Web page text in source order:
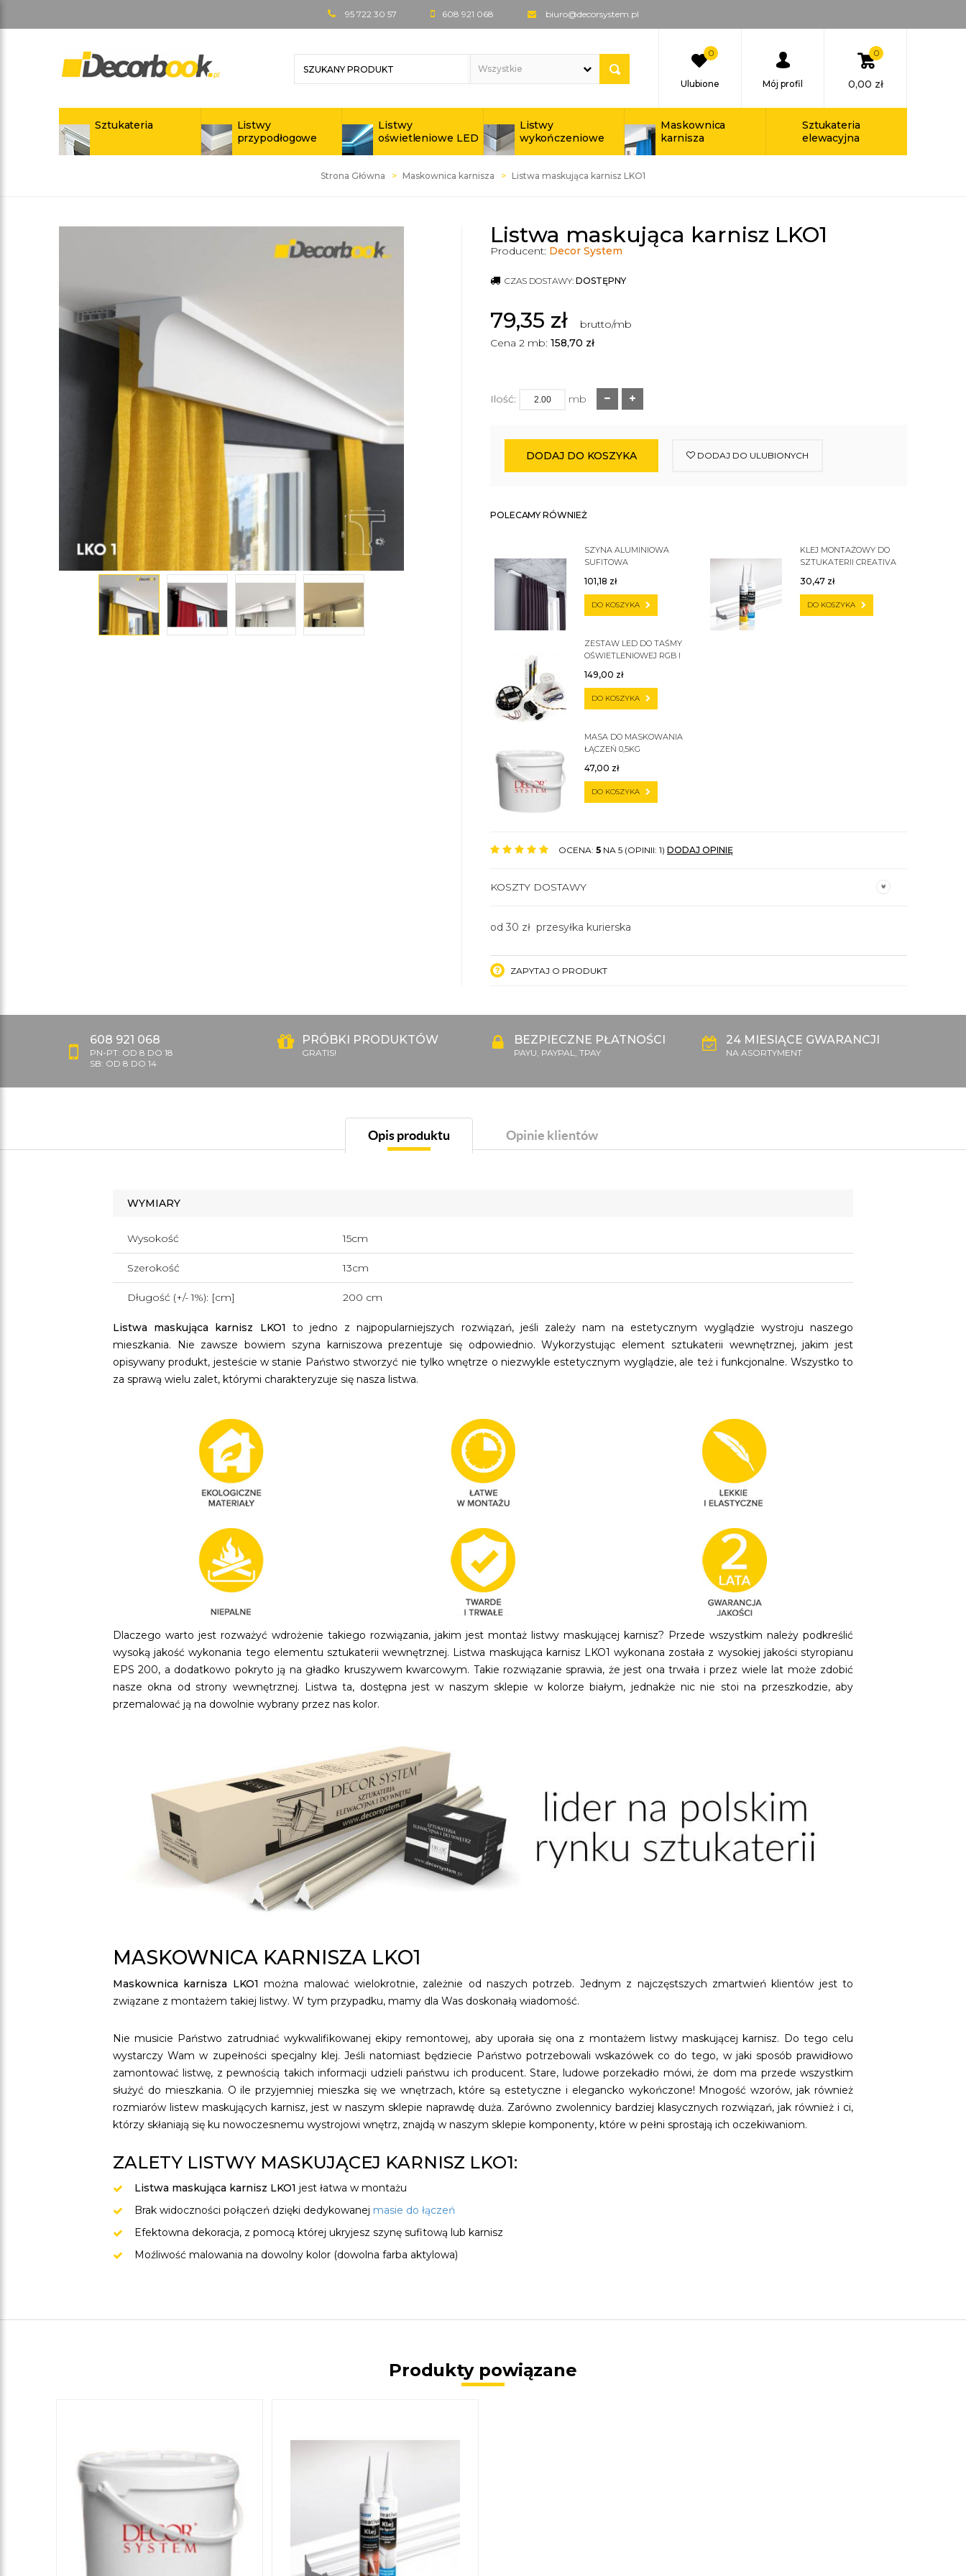
95 722 30 57 608 921 068 biuro@decorsystem.pl
0
Ulubione Mój profil
0
0,00 zł
Sztukateria
Listwy
przypodłogowe
Listwy
oświetleniowe LED
Listwy
wykończeniowe
Maskownica
karnisza
Sztukateria
elewacyjna
Strona Główna Maskownica karnisza Listwa maskująca karnisz LKO1
Listwa maskująca karnisz LKO1
Producent: Decor System
CZAS DOSTAWY: DOSTĘPNY
79,35 zł
brutto/mb
Cena 2 mb: 158,70 zł
Ilość: mb
DODAJ DO KOSZYKA DODAJ DO ULUBIONYCH
POLECAMY RÓWNIEŻ
SZYNA ALUMINIOWA
SUFITOWA
101,18 zł
DO KOSZYKA
ZESTAW LED DO TAŚMY
OŚWIETLENIOWEJ RGB I
149,00 zł
DO KOSZYKA
MASA DO MASKOWANIA
ŁĄCZEŃ 0,5KG
47,00 zł
DO KOSZYKA
KLEJ MONTAŻOWY DO
SZTUKATERII CREATIVA
30,47 zł
DO KOSZYKA
OCENA: 5 NA 5 (OPINII: 1) DODAJ OPINIĘ
KOSZTY DOSTAWY
od 30 zł przesyłka kurierska
ZAPYTAJ O PRODUKT
608 921 068
PN-PT: OD 8 DO 18
SB: OD 8 DO 14
PRÓBKI PRODUKTÓW
GRATIS!
BEZPIECZNE PŁATNOŚCI
PAYU, PAYPAL, TPAY
24 MIESIĄCE GWARANCJI
NA ASORTYMENT
Opis produktu Opinie klientów
WYMIARY
Wysokość 15cm
Szerokość 13cm
Długość (+/- 1%): [cm] 200 cm
Listwa maskująca karnisz LKO1 to jedno z najpopularniejszych rozwiązań, jeśli zależy nam na estetycznym wyglądzie wystroju naszego
mieszkania. Nie zawsze bowiem szyna karniszowa prezentuje się odpowiednio. Wykorzystując element sztukaterii wewnętrznej, jakim jest
opisywany produkt, jesteście w stanie Państwo stworzyć nie tylko wnętrze o niezwykle estetycznym wyglądzie, ale też i funkcjonalne. Wszystko to
za sprawą wielu zalet, którymi charakteryzuje się nasza listwa.
Dlaczego warto jest rozważyć wdrożenie takiego rozwiązania, jakim jest montaż listwy maskującej karnisz? Przede wszystkim należy podkreślić
wysoką jakość wykonania tego elementu sztukaterii wewnętrznej. Listwa maskująca karnisz LKO1 wykonana została z wysokiej jakości styropianu
EPS 200, a dodatkowo pokryto ją na gładko kruszywem kwarcowym. Takie rozwiązanie sprawia, że jest ona trwała i przez wiele lat może zdobić
nasze okna od strony wewnętrznej. Listwa ta, dostępna jest w naszym sklepie w kolorze białym, jednakże nic nie stoi na przeszkodzie, aby
przemalować ją na dowolnie wybrany przez nas kolor.
MASKOWNICA KARNISZA LKO1
Maskownica karnisza LKO1 można malować wielokrotnie, zależnie od naszych potrzeb. Jednym z najczęstszych zmartwień klientów jest to
związane z montażem takiej listwy. W tym przypadku, mamy dla Was doskonałą wiadomość.
Nie musicie Państwo zatrudniać wykwalifikowanej ekipy remontowej, aby uporała się ona z montażem listwy maskującej karnisz. Do tego celu
wystarczy Wam w zupełności specjalny klej. Jeśli natomiast będziecie Państwo potrzebowali wskazówek co do tego, w jaki sposób prawidłowo
zamontować listwę, z pewnością takich informacji udzieli państwu ich producent. Stare, ludowe porzekadło mówi, że dom ma przede wszystkim
służyć do mieszkania. O ile przyjemniej mieszka się we wnętrzach, które są estetyczne i elegancko wykończone! Mnogość wzorów, jak również
rozmiarów listew maskujących karnisz, jest w naszym sklepie naprawdę duża. Zarówno zwolennicy bardziej klasycznych rozwiązań, jak również i ci,
którzy skłaniają się ku nowoczesnemu wystrojowi wnętrz, znajdą w naszym sklepie komponenty, które w pełni sprostają ich oczekiwaniom.
ZALETY LISTWY MASKUJĄCEJ KARNISZ LKO1:
Listwa maskująca karnisz LKO1 jest łatwa w montażu
Brak widoczności połączeń dzięki dedykowanej masie do łączeń
Efektowna dekoracja, z pomocą której ukryjesz szynę sufitową lub karnisz
Moźliwość malowania na dowolny kolor (dowolna farba aktylowa)
Produkty powiązane